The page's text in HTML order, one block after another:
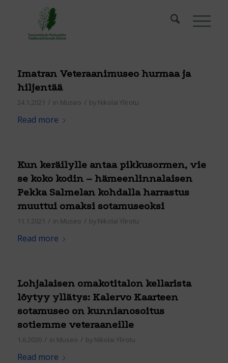
Imatran Veteraanimuseo hurmaa ja
hiljentää
24.1.2021 / in Museo / by Nikolai Ylirotu
Read more
Kun keräilylle antaa pikkusormen, vie
se koko kodin – hämeenlinnalaisen
Pekka Salmelan kohdalla harrastus
muuttui omaksi sotamuseoksi
11.1.2021 / in Museo / by Nikolai Ylirotu
Read more
Lohjalaisen omakotitalon kellarista
löytyy yllätys: Kalervo Kaarteen
sotamuseo on kunnianosoitus
sotiemme veteraaneille
1.6.2020 / in Museo / by Nikolai Ylirotu
Read more